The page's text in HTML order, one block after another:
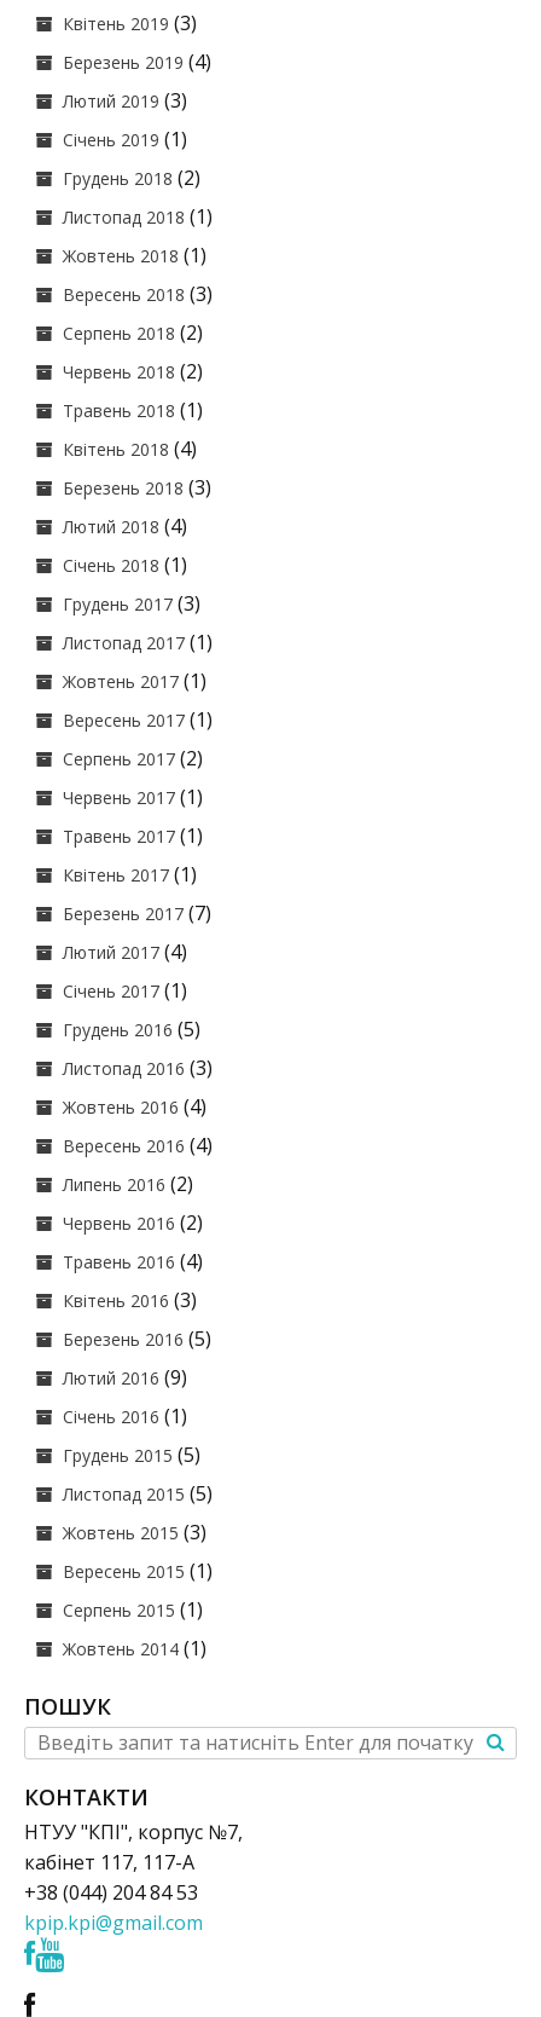
Квітень 2019 (3)
Березень 2019 (4)
Лютий 2019 (3)
Січень 2019 (1)
Грудень 2018 (2)
Листопад 2018 (1)
Жовтень 2018 (1)
Вересень 2018 (3)
Серпень 2018 (2)
Червень 2018 (2)
Травень 2018 (1)
Квітень 2018 (4)
Березень 2018 (3)
Лютий 2018 (4)
Січень 2018 (1)
Грудень 2017 (3)
Листопад 2017 (1)
Жовтень 2017 (1)
Вересень 2017 (1)
Серпень 2017 (2)
Червень 2017 (1)
Травень 2017 (1)
Квітень 2017 (1)
Березень 2017 (7)
Лютий 2017 (4)
Січень 2017 (1)
Грудень 2016 (5)
Листопад 2016 (3)
Жовтень 2016 (4)
Вересень 2016 (4)
Липень 2016 (2)
Червень 2016 (2)
Травень 2016 (4)
Квітень 2016 (3)
Березень 2016 (5)
Лютий 2016 (9)
Січень 2016 (1)
Грудень 2015 (5)
Листопад 2015 (5)
Жовтень 2015 (3)
Вересень 2015 (1)
Серпень 2015 (1)
Жовтень 2014 (1)
ПОШУК
КОНТАКТИ
НТУУ "КПІ", корпус №7,
кабінет 117, 117-А
+38 (044) 204 84 53
kpip.kpi@gmail.com